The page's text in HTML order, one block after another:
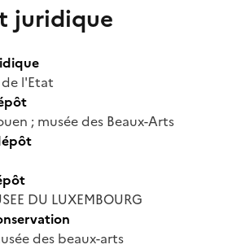
juridique
l'Etat
; musée des Beaux-Arts
DU LUXEMBOURG
des beaux-arts